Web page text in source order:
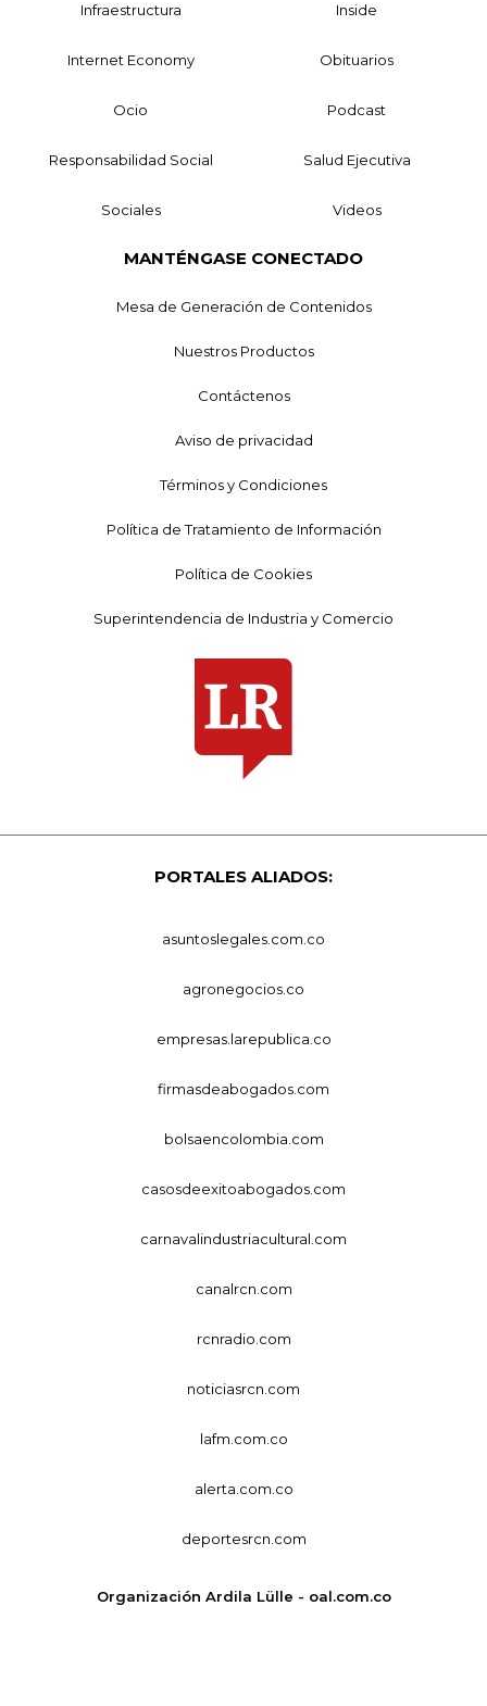
Infraestructura Inside
Internet Economy Obituarios
Ocio Podcast
Responsabilidad Social Salud Ejecutiva
Sociales Videos
MANTÉNGASE CONECTADO
Mesa de Generación de Contenidos
Nuestros Productos
Contáctenos
Aviso de privacidad
Términos y Condiciones
Política de Tratamiento de Información
Política de Cookies
Superintendencia de Industria y Comercio
PORTALES ALIADOS:
asuntoslegales.com.co
agronegocios.co
empresas.larepublica.co
firmasdeabogados.com
bolsaencolombia.com
casosdeexitoabogados.com
carnavalindustriacultural.com
canalrcn.com
rcnradio.com
noticiasrcn.com
lafm.com.co
alerta.com.co
deportesrcn.com
Organización Ardila Lülle - oal.com.co